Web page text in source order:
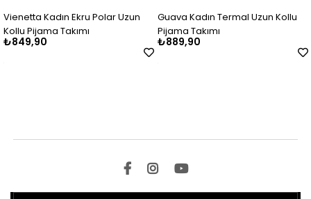
Polar Uzun
Guava Kadın Termal Uzun Kollu
Pijama Takımı
Vienetta Vişne